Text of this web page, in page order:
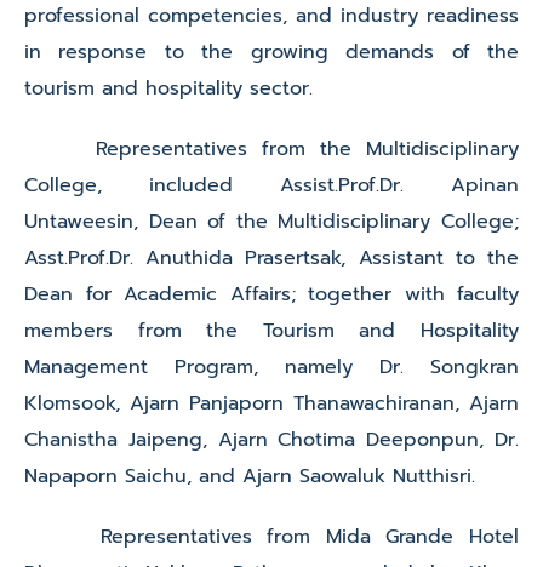
professional competencies, and industry readiness
in response to the growing demands of the
tourism and hospitality sector.
Representatives from the Multidisciplinary
College, included Assist.Prof.Dr. Apinan
Untaweesin, Dean of the Multidisciplinary College;
Asst.Prof.Dr. Anuthida Prasertsak, Assistant to the
Dean for Academic Affairs; together with faculty
members from the Tourism and Hospitality
Management Program, namely Dr. Songkran
Klomsook, Ajarn Panjaporn Thanawachiranan, Ajarn
Chanistha Jaipeng, Ajarn Chotima Deeponpun, Dr.
Napaporn Saichu, and Ajarn Saowaluk Nutthisri.
Representatives from Mida Grande Hotel